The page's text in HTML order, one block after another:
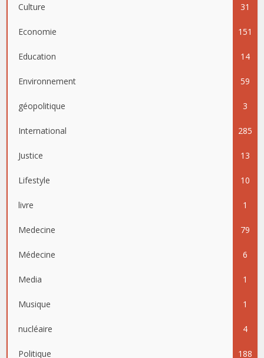
Culture 31
Economie 151
Education 14
Environnement 59
géopolitique 3
International 285
Justice 13
Lifestyle 10
livre 1
Medecine 79
Médecine 6
Media 1
Musique 1
nucléaire 4
Politique 188